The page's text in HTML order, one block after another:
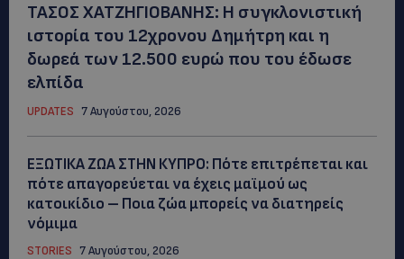
ΤΑΣΟΣ ΧΑΤΖΗΓΙΟΒΑΝΗΣ: Η συγκλονιστική
ιστορία του 12χρονου Δημήτρη και η
δωρεά των 12.500 ευρώ που του έδωσε
ελπίδα
UPDATES 7 Αυγούστου, 2026
ΕΞΩΤΙΚΑ ΖΩΑ ΣΤΗΝ ΚΥΠΡΟ: Πότε επιτρέπεται και
πότε απαγορεύεται να έχεις μαϊμού ως
κατοικίδιο – Ποια ζώα μπορείς να διατηρείς
νόμιμα
STORIES 7 Αυγούστου, 2026